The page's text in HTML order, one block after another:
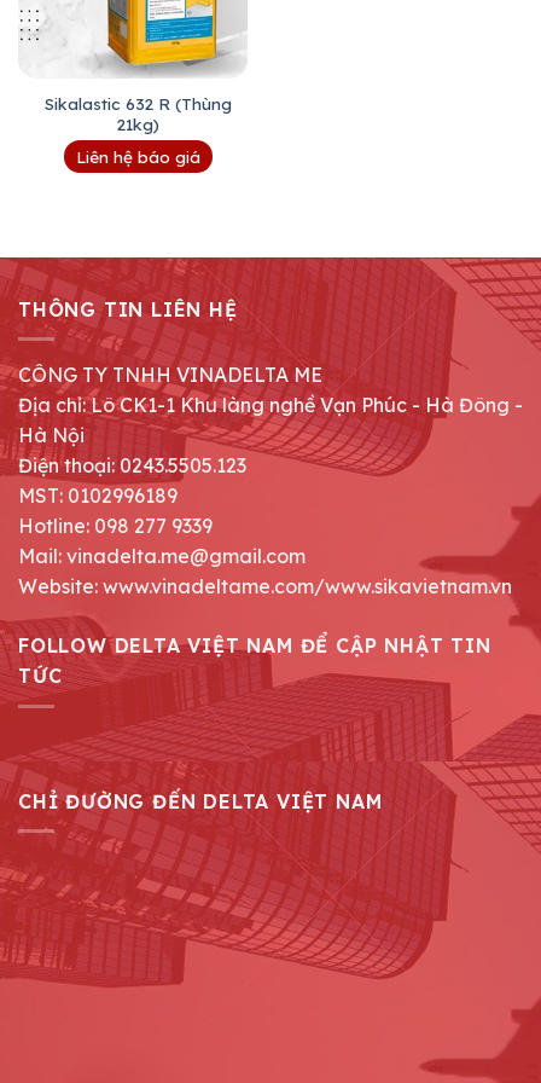
Sikalastic 632 R (Thùng
21kg)
Liên hệ báo giá
THÔNG TIN LIÊN HỆ
CÔNG TY TNHH VINADELTA ME
Địa chỉ: Lô CK1-1 Khu làng nghề Vạn Phúc - Hà Đông -
Hà Nội
Điện thoại: 0243.5505.123
MST: 0102996189
Hotline: 098 277 9339
Mail: vinadelta.me@gmail.com
Website: www.vinadeltame.com/www.sikavietnam.vn
FOLLOW DELTA VIỆT NAM ĐỂ CẬP NHẬT TIN
TỨC
CHỈ ĐƯỜNG ĐẾN DELTA VIỆT NAM